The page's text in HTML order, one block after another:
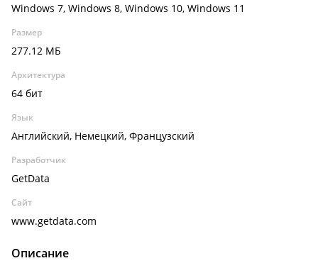
Windows 7, Windows 8, Windows 10, Windows 11
Размер
277.12 МБ
Архитектура
64 бит
Язык
Английский, Немецкий, Французский
Разработчик
GetData
Сайт
www.getdata.com
Описание